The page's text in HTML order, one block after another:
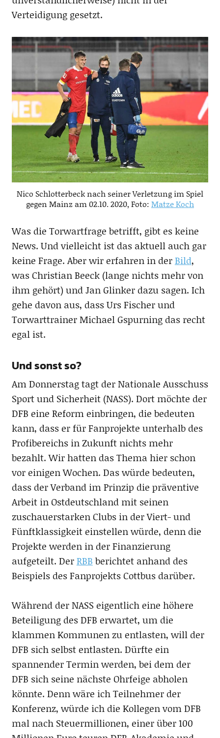
Verteidigung gesetzt.
Nico Schlotterbeck nach seiner Verletzung im Spiel
gegen Mainz am 02.10. 2020, Foto: Matze Koch
Was die Torwartfrage betrifft, gibt es keine
News. Und vielleicht ist das aktuell auch gar
keine Frage. Aber wir erfahren in derBild,
was Christian Beeck (lange nichts mehr von
ihm gehört) und Jan Glinker dazu sagen. Ich
gehe davon aus, dass Urs Fischer und
Torwarttrainer Michael Gspurning das recht
egal ist.
Und sonst so?
Am Donnerstag tagt der Nationale Ausschuss
Sport und Sicherheit (NASS). Dort möchte der
DFB eine Reform einbringen, die bedeuten
kann, dass er für Fanprojekte unterhalb des
Profibereichs in Zukunft nichts mehr
bezahlt. Wir hatten das Thema hier schon
vor einigen Wochen. Das würde bedeuten,
dass der Verband im Prinzip die präventive
Arbeit in Ostdeutschland mit seinen
zuschauerstarken Clubs in der Viert- und
Fünftklassigkeit einstellen würde, denn die
Projekte werden in der Finanzierung
aufgeteilt. DerRBB berichtet anhand des
Beispiels des Fanprojekts Cottbus darüber.
Während der NASS eigentlich eine höhere
Beteiligung des DFB erwartet, um die
klammen Kommunen zu entlasten, will der
DFB sich selbst entlasten. Dürfte ein
spannender Termin werden, bei dem der
DFB sich seine nächste Ohrfeige abholen
könnte. Denn wäre ich Teilnehmer der
Konferenz, würde ich die Kollegen vom DFB
mal nach Steuermillionen, einer über 100